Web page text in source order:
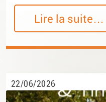
Lire la suite…
22/06/2026